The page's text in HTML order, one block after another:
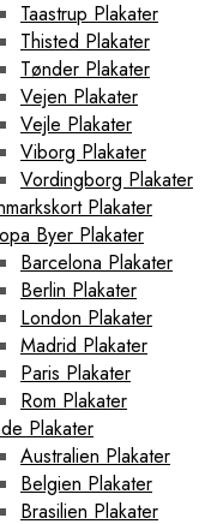
Taastrup Plakater
Thisted Plakater
Tønder Plakater
Vejen Plakater
Vejle Plakater
Viborg Plakater
Vordingborg Plakater
Plakater
Byer Plakater
Barcelona Plakater
Berlin Plakater
London Plakater
Madrid Plakater
Paris Plakater
Rom Plakater
Plakater
Australien Plakater
Belgien Plakater
Brasilien Plakater